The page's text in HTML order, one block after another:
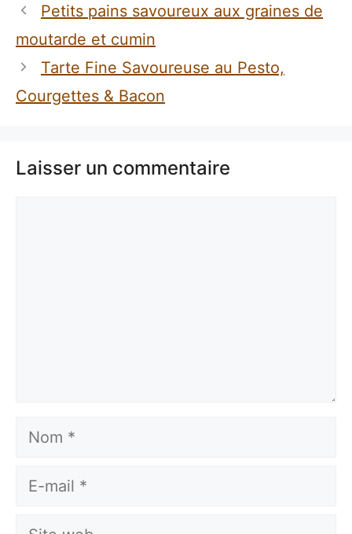
Petits pains savoureux aux graines de
moutarde et cumin
Tarte Fine Savoureuse au Pesto,
Courgettes & Bacon
Laisser un commentaire
Nom
E-
Site